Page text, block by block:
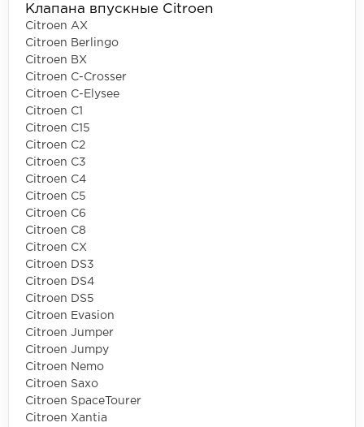
Клапана впускные Citroen
Citroen AX
Citroen Berlingo
Citroen BX
Citroen C-Crosser
Citroen C-Elysee
Citroen C1
Citroen C15
Citroen C2
Citroen C3
Citroen C4
Citroen C5
Citroen C6
Citroen C8
Citroen CX
Citroen DS3
Citroen DS4
Citroen DS5
Citroen Evasion
Citroen Jumper
Citroen Jumpy
Citroen Nemo
Citroen Saxo
Citroen SpaceTourer
Citroen Xantia